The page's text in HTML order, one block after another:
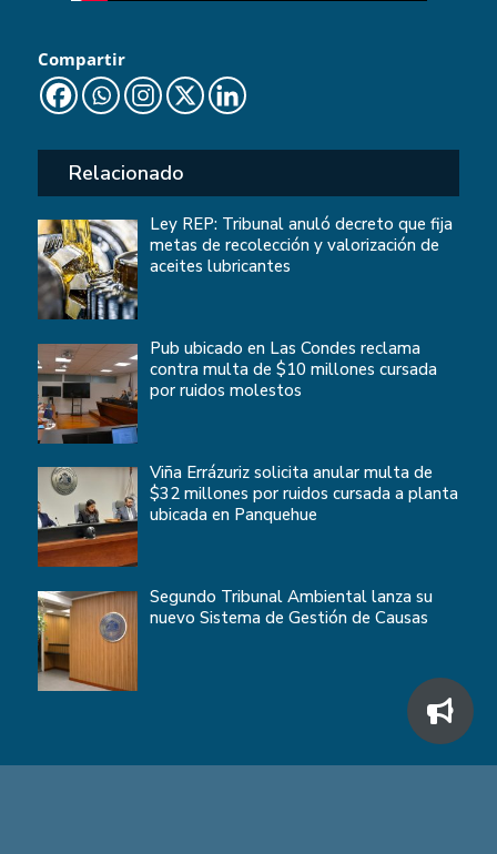
Compartir
Relacionado
Ley REP: Tribunal anuló decreto que fija
metas de recolección y valorización de
aceites lubricantes
Pub ubicado en Las Condes reclama
contra multa de $10 millones cursada
por ruidos molestos
Viña Errázuriz solicita anular multa de
$32 millones por ruidos cursada a planta
ubicada en Panquehue
Segundo Tribunal Ambiental lanza su
nuevo Sistema de Gestión de Causas